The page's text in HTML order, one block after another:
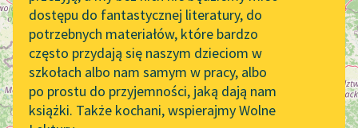
literatury skandynawskiej
Spotkanie z Katarzyną
Tunkiel w Oslo
102. lata temu zmarł
Joseph Conrad
API
OAI-PMH
Widget Wolnych Lektur
Przypisy
dostępu do fantastycznej literatury, do
potrzebnych materiałów, które bardzo
często przydają się naszym dzieciom w
szkołach albo nam samym w pracy, albo
po prostu do przyjemności, jaką dają nam
książki. Także kochani, wspierajmy Wolne
4
49
27